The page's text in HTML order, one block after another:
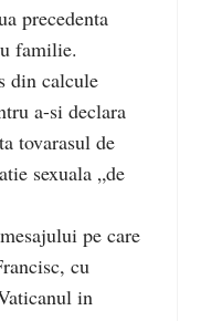
precedenta
familie.
din calcule
a-si declara
tovarasul de
sexuala „de
pe care
cu
in